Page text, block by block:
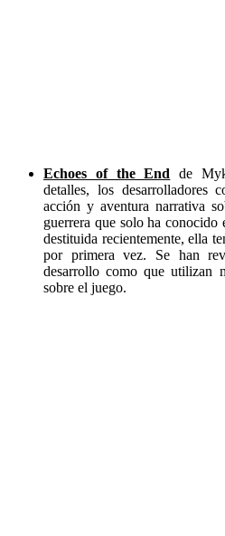
Echoes of the End de
detalles, los desarrolladores
acción y aventura narrativa
guerrera que solo ha
destituida recientemente, ella
por primera vez. Se han
desarrollo como que utilizan
sobre el juego.